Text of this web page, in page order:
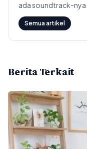
ada soundtrack-nya
Semua artikel
Berita Terkait